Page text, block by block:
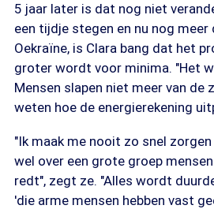
5 jaar later is dat nog niet
een tijdje stegen en nu nog
Oekraïne, is Clara bang dat het
groter wordt voor minima. "Het
Mensen slapen niet meer van de
weten hoe de energierekening
"Ik maak me nooit zo snel
wel over een grote groep
redt", zegt ze. "Alles wordt
'die arme mensen hebben vast